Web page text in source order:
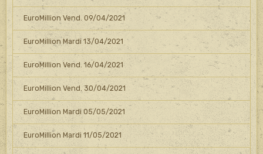
EuroMillion Vend. 09/04/2021
EuroMillion Mardi 13/04/2021
EuroMillion Vend. 16/04/2021
EuroMillion Vend. 30/04/2021
EuroMillion Mardi 05/05/2021
EuroMillion Mardi 11/05/2021